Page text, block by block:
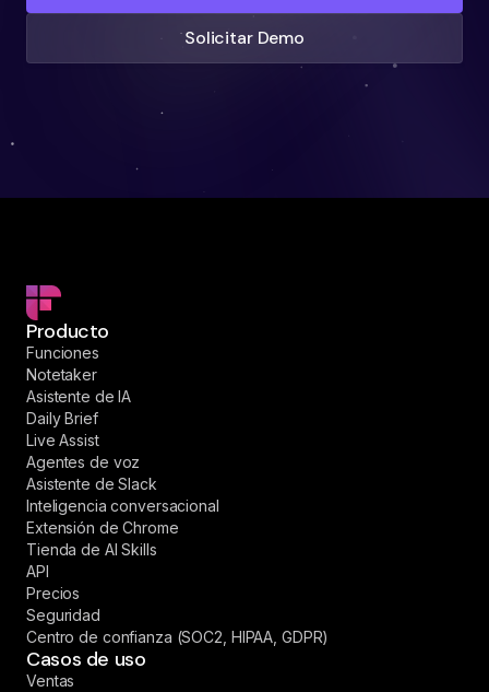
Solicitar Demo
Producto
Funciones
Notetaker
Asistente de IA
Daily Brief
Live Assist
Agentes de voz
Asistente de Slack
Inteligencia conversacional
Extensión de Chrome
Tienda de AI Skills
API
Precios
Seguridad
Centro de confianza (SOC2, HIPAA, GDPR)
Casos de uso
Ventas